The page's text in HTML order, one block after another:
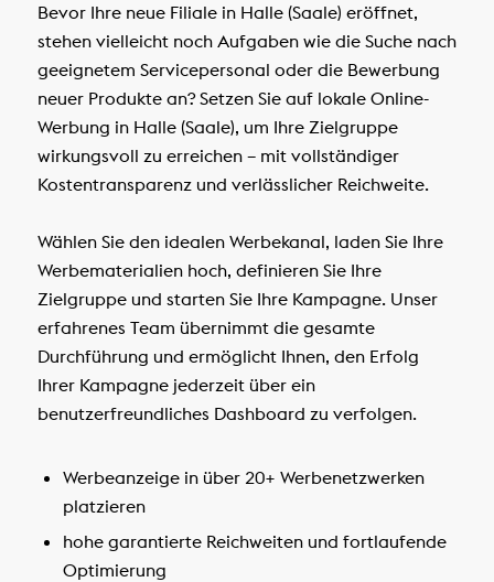
Bevor Ihre neue Filiale in Halle (Saale) eröffnet,
stehen vielleicht noch Aufgaben wie die Suche nach
geeignetem Servicepersonal oder die Bewerbung
neuer Produkte an? Setzen Sie auf lokale Online-
Werbung in Halle (Saale), um Ihre Zielgruppe
wirkungsvoll zu erreichen – mit vollständiger
Kostentransparenz und verlässlicher Reichweite.
Wählen Sie den idealen Werbekanal, laden Sie Ihre
Werbematerialien hoch, definieren Sie Ihre
Zielgruppe und starten Sie Ihre Kampagne. Unser
erfahrenes Team übernimmt die gesamte
Durchführung und ermöglicht Ihnen, den Erfolg
Ihrer Kampagne jederzeit über ein
benutzerfreundliches Dashboard zu verfolgen.
Werbeanzeige in über 20+ Werbenetzwerken
platzieren
hohe garantierte Reichweiten und fortlaufende
Optimierung